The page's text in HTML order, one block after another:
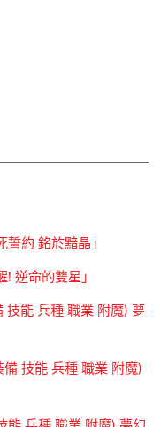
約 銘於黯晶」
逆命的雙星」
技能 兵種 職業 附魔) 夢
技能 兵種 職業 附魔)